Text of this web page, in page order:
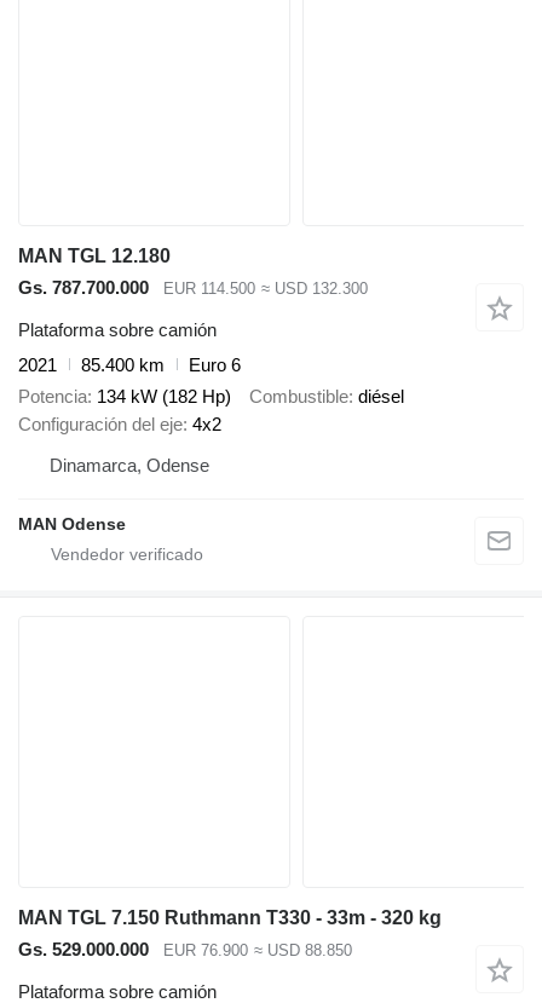
MAN TGL 12.180
Gs. 787.700.000
EUR 114.500 ≈ USD 132.300
Plataforma sobre camión
2021
85.400 km
Euro 6
Potencia 134 kW (182 Hp) Combustible diésel
Configuración del eje 4x2
Dinamarca, Odense
MAN Odense
MAN TGL 7.150 Ruthmann T330 - 33m - 320 kg
Gs. 529.000.000
EUR 76.900 ≈ USD 88.850
Plataforma sobre camión